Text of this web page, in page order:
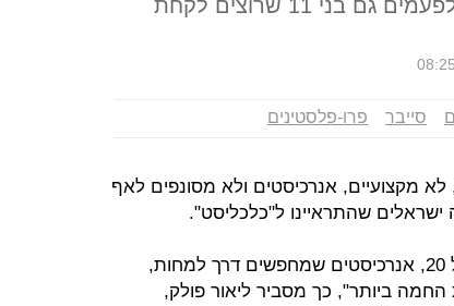
קבוצות לא מאורגנות של ילדים, לפעמים גם בני 11 שרוצים לקחת
08:25
סייבר פרו-פלסטינים
מקצועיים, אנרכיסטים ולא מסונפים לאף
שהתראיינו ל"כלכליסט".
"רוב ההאקרים הם צעירים, מתחת לגיל 20, אנרכיסטים שמחפשים דרך למחות,
ביותר", כך מסביר ליאור פולק,